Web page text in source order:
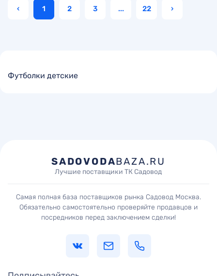
‹ 1 2 3 ... 22 ›
Футболки детские
SADOVODABAZA.RU
Лучшие поставщики ТК Садовод
Самая полная база поставщиков рынка Садовод Москва.
Обязательно самостоятельно проверяйте продавцов и
посредников перед заключением сделки!